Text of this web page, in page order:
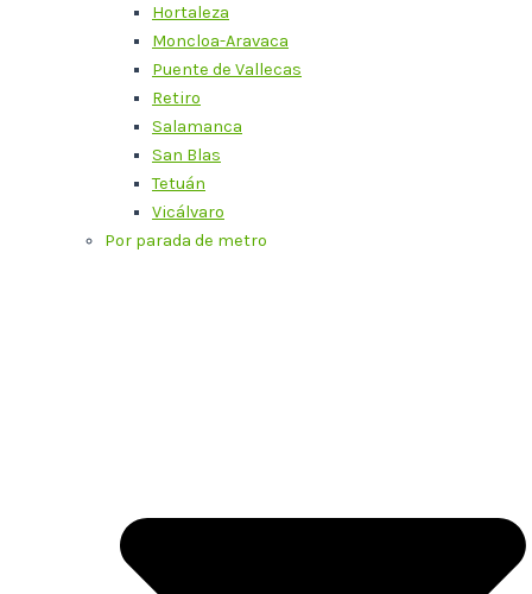
Hortaleza
Moncloa-Aravaca
Puente de Vallecas
Retiro
Salamanca
San Blas
Tetuán
Vicálvaro
Por parada de metro